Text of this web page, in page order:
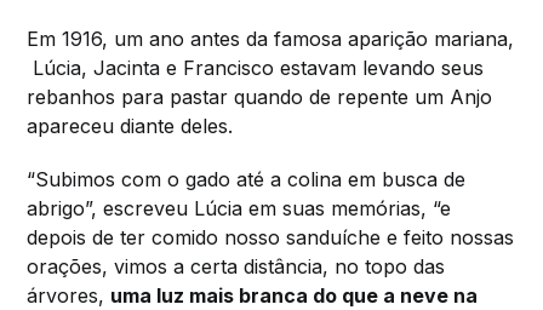
Em 1916, um ano antes da famosa aparição mariana,
Lúcia, Jacinta e Francisco estavam levando seus
rebanhos para pastar quando de repente um Anjo
apareceu diante deles.
“Subimos com o gado até a colina em busca de
abrigo”, escreveu Lúcia em suas memórias, “e
depois de ter comido nosso sanduíche e feito nossas
orações, vimos a certa distância, no topo das
árvores, uma luz mais branca do que a neve na